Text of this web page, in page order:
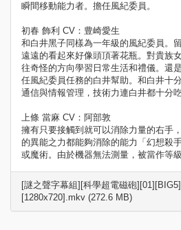
瞬間移動能力者。擔任風紀委員。
初春 飾利 CV：豊崎愛生
和白井黑子同樣為一年級的風紀委員。
遠遠的看起來好像頭頂著花瓶。對貴族
往奇怪的方向學習日常生活和禮儀。還
任風紀委員任務的白井幫助。和白井十
通信與情報管理，技術力連白井都十分吃
上條 當麻 CV：阿部敦
擁有只要接觸到就可以消除力量的右手
的異能之力都能夠消除的能力「幻想殺
或魔術。由於機器無法測量，被當作等
[謎之聲字幕組][科學超電磁砲
[1280x720].mkv (272.6 MB)